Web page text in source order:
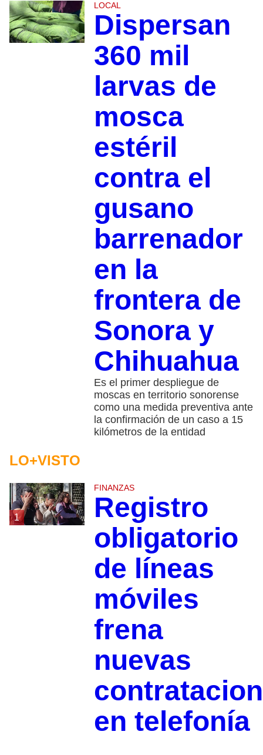
LOCAL
Dispersan
360 mil
larvas de
mosca
estéril
contra el
gusano
barrenador
en la
frontera de
Sonora y
Chihuahua
Es el primer despliegue de
moscas en territorio sonorense
como una medida preventiva ante
la confirmación de un caso a 15
kilómetros de la entidad
LO+VISTO
1
FINANZAS
Registro
obligatorio
de líneas
móviles
frena
nuevas
en telefonía